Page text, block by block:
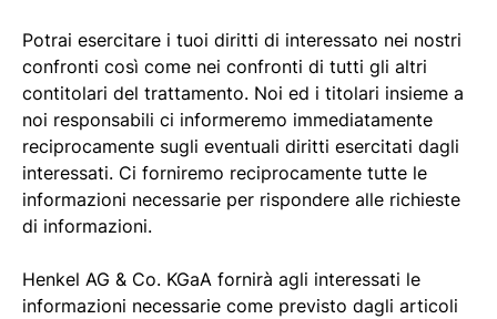
Potrai esercitare i tuoi diritti di interessato nei nostri
confronti così come nei confronti di tutti gli altri
contitolari del trattamento. Noi ed i titolari insieme a
noi responsabili ci informeremo immediatamente
reciprocamente sugli eventuali diritti esercitati dagli
interessati. Ci forniremo reciprocamente tutte le
informazioni necessarie per rispondere alle richieste
di informazioni.
Henkel AG & Co. KGaA fornirà agli interessati le
informazioni necessarie come previsto dagli articoli